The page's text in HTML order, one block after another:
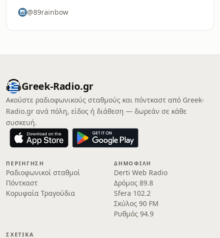
@89rainbow
Greek-Radio.gr
Ακούστε ραδιοφωνικούς σταθμούς και πόντκαστ από Greek-
Radio.gr ανά πόλη, είδος ή διάθεση — δωρεάν σε κάθε
συσκευή.
ΠΕΡΙΉΓΗΣΗ
Ραδιοφωνικοί σταθμοί
Πόντκαστ
Κορυφαία Τραγούδια
ΔΗΜΟΦΙΛΉ
Derti Web Radio
Δρόμος 89.8
Sfera 102.2
Σκύλος 90 FM
Ρυθμός 94.9
ΣΧΕΤΙΚΆ